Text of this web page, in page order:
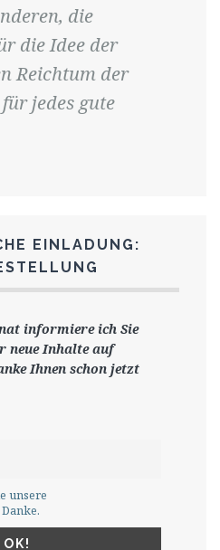
die
die Idee der
Reichtum der
jedes gute
EINLADUNG:
informiere ich Sie
neue Inhalte auf
Ihnen schon jetzt
unsere